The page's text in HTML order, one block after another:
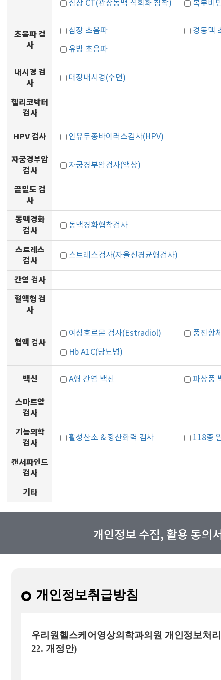
심장 CT(관상동맥 석회화 침착) 복부비
초음파 검
사
심장 초음파 경동맥
유방 초음파
내시경 검
사
대장내시경(수면)
헬리코박터
검사
HPV 검사 인유두종바이러스검사(HPV)
자궁경부암
검사
자궁경부암검사(액상)
골밀도 검
사
동맥경화
검사
동맥경화협착검사
스트레스
검사
스트레스검사(자율신경균형검사)
간염 검사
혈액형 검
사
혈액 검사
여성호르몬 검사(Estradiol) 풍진항
Hb A1C(당뇨병)
백신 A형 간염 백신 파상풍
스마트암
검사
기능의학
검사
활성산소 & 항산화력 검사 118종
캔서파인드
검사
기타
개인정보 수집, 활용 동의